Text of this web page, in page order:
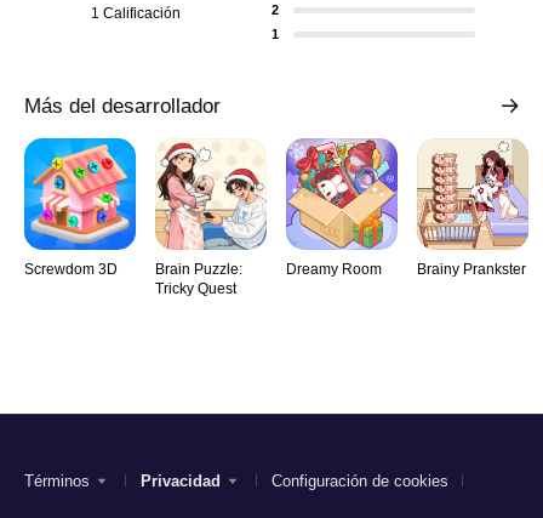
1 Calificación
2
1
Más del desarrollador
Screwdom 3D
Brain Puzzle:
Tricky Quest
Dreamy Room Brainy Prankster
Términos Privacidad Configuración de cookies